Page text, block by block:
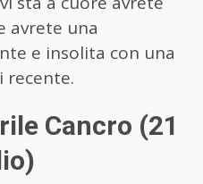
avrete una
e insolita con una
recente.
Cancro (21